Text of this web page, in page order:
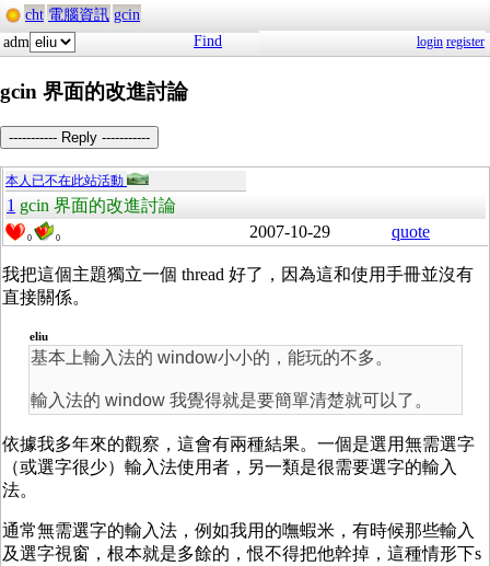
cht 電腦資訊 gcin
adm
Find login register
gcin 界面的改進討論
----------- Reply -----------
本人已不在此站活動
1 gcin 界面的改進討論
0 0 2007-10-29 quote
我把這個主題獨立一個 thread 好了，因為這和使用手冊並沒有
直接關係。
eliu
基本上輸入法的 window小小的，能玩的不多。
輸入法的 window 我覺得就是要簡單清楚就可以了。
依據我多年來的觀察，這會有兩種結果。一個是選用無需選字
（或選字很少）輸入法使用者，另一類是很需要選字的輸入
法。
通常無需選字的輸入法，例如我用的嘸蝦米，有時候那些輸入
及選字視窗，根本就是多餘的，恨不得把他幹掉，這種情形下s